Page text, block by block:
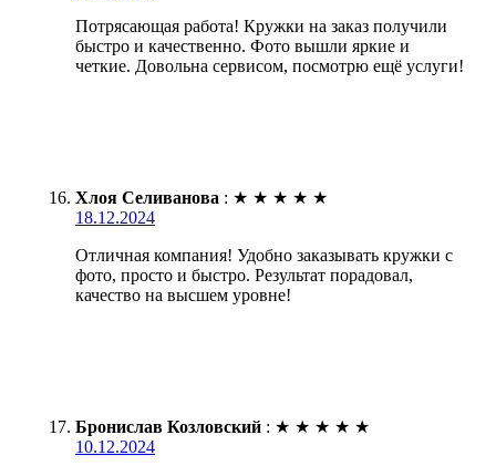
Потрясающая работа! Кружки на заказ получили
быстро и качественно. Фото вышли яркие и
четкие. Довольна сервисом, посмотрю ещё услуги!
Хлоя Селиванова : ★ ★ ★ ★ ★
18.12.2024
Отличная компания! Удобно заказывать кружки с
фото, просто и быстро. Результат порадовал,
качество на высшем уровне!
Бронислав Козловский : ★ ★ ★ ★ ★
10.12.2024